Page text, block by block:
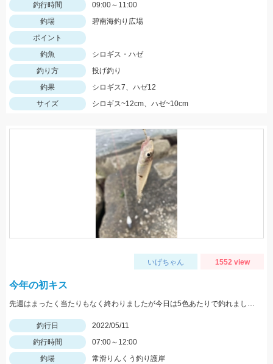
釣行時間
09:00～11:00
釣場
碧南海釣り広場
ポイント
釣魚
シロギス・ハゼ
釣り方
投げ釣り
釣果
シロギス7、ハゼ12
サイズ
シロギス~12cm、ハゼ~10cm
いげちゃん 1552 view
今年の初キス
先週はまったく当たりもなく終わりましたが今日は5色あたりで釣れました。ちょい投げではまだ難しいですがそろそろきてます！
釣行日
2022/05/11
釣行時間
07:00～12:00
釣場
常滑りんくう釣り護岸